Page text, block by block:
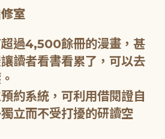
室
過4,500餘冊的漫畫，甚
讀者看書看累了，可以去
約系統，可利用借閱證自
立而不受打擾的研讀空